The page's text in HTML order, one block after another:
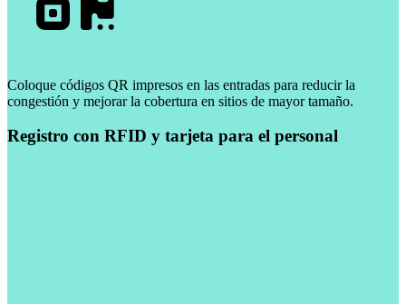
Coloque códigos QR impresos en las entradas para reducir la
congestión y mejorar la cobertura en sitios de mayor tamaño.
Registro con RFID y tarjeta para el personal